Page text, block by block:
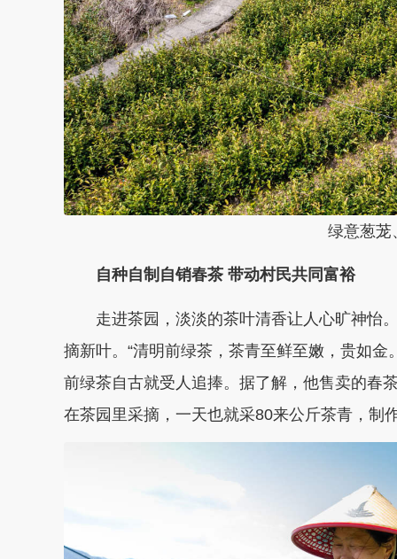
绿意葱茏
自种自制自销春茶 带动村民共同富裕
走进茶园，淡淡的茶叶清香让人心旷神怡。
摘新叶。“清明前绿茶，茶青至鲜至嫩，贵如
前绿茶自古就受人追捧。据了解，他售卖的春
在茶园里采摘，一天也就采80来公斤茶青，制